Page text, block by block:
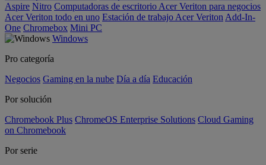
Aspire Nitro Computadoras de escritorio Acer Veriton para negocios
Acer Veriton todo en uno Estación de trabajo Acer Veriton Add-In-
One Chromebox Mini PC
Windows
Pro categoría
Negocios Gaming en la nube Día a día Educación
Por solución
Chromebook Plus ChromeOS Enterprise Solutions Cloud Gaming
on Chromebook
Por serie